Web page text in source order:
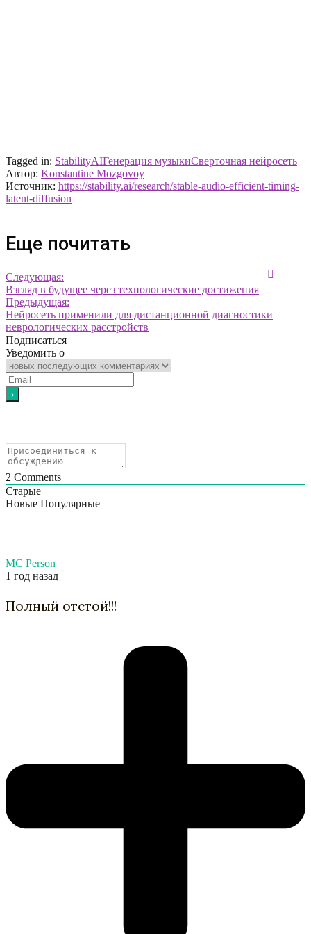
Tagged in: StabilityAIГенерация музыкиСверточная нейросеть
Автор: Konstantine Mozgovoy
Источник: https://stability.ai/research/stable-audio-efficient-timing-
latent-diffusion
Еще почитать
Следующая:
Взгляд в будущее через технологические достижения
Предыдущая:
Нейросеть применили для дистанционной диагностики
неврологических расстройств
Подписаться
Уведомить о
2 Comments
Старые
Новые Популярные
MC Person
1 год назад
Полный отстой!!!